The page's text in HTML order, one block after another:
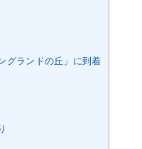
ランドの丘」に到着